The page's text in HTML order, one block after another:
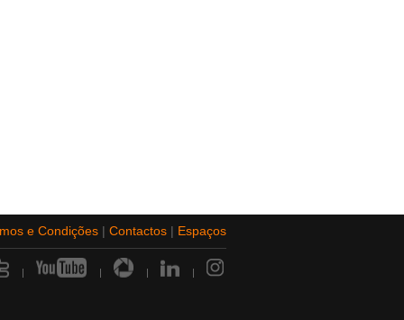
e Condições | Contactos | Espaços